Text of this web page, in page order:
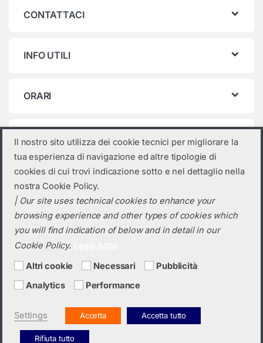
CONTATTACI
INFO UTILI
ORARI
Categorie prodotto
Seleziona una categoria
Hai bisogno di un preventivo?
+39 0423 6326
Il nostro sito utilizza dei cookie tecnici per migliorare la
tua esperienza di navigazione ed altre tipologie di
cookies di cui trovi indicazione sotto e nel dettaglio nella
nostra Cookie Policy.
| Our site uses technical cookies to enhance your
browsing experience and other types of cookies which
you will find indication of below and in detail in our
Cookie Policy.
Altri cookie Necessari
Pubblicità
Analytics
Performance
Settings Accetta Accetta tutto
Rifiuta tutto